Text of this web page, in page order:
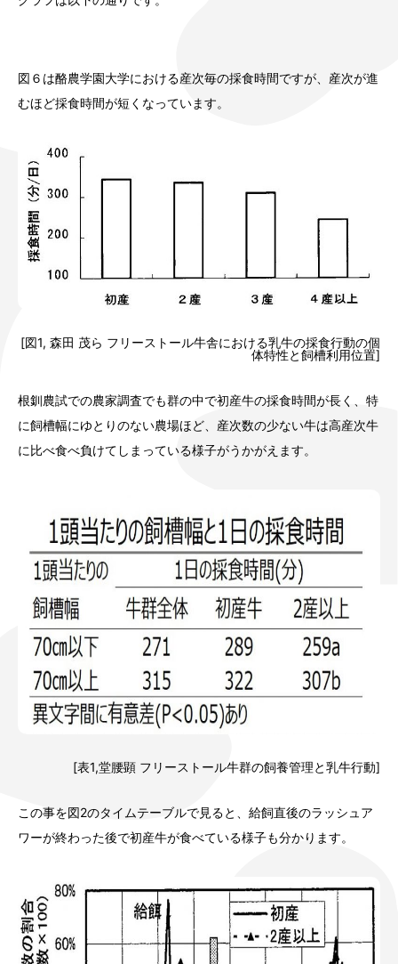
図６は酪農学園大学における産次毎の採食時間ですが、産次が進
むほど採食時間が短くなっています。
[図1, 森田 茂ら フリーストール牛舎における乳牛の採食行動の個
体特性と飼槽利用位置]
根釧農試での農家調査でも群の中で初産牛の採食時間が長く、特
に飼槽幅にゆとりのない農場ほど、産次数の少ない牛は高産次牛
に比べ食べ負けてしまっている様子がうかがえます。
[表1,堂腰顕 フリーストール牛群の飼養管理と乳牛行動]
この事を図2のタイムテーブルで見ると、給飼直後のラッシュア
ワーが終わった後で初産牛が食べている様子も分かります。